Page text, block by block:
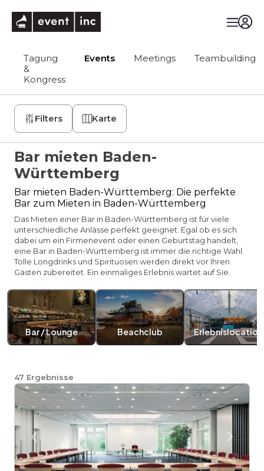
Tagung
&
Kongress
Events Meetings Teambuilding
Filters Karte
Bar mieten Baden-
Württemberg
Bar mieten Baden-Württemberg: Die perfekte
Bar zum Mieten in Baden-Württemberg
Das Mieten einer Bar in Baden-Württemberg ist für viele
unterschiedliche Anlässe perfekt geeignet. Egal ob es sich
dabei um ein Firmenevent oder einen Geburtstag handelt,
eine Bar in Baden-Württemberg ist immer die richtige Wahl.
Tolle Longdrinks und Spirituosen werden direkt vor Ihren
Gästen zubereitet. Ein einmaliges Erlebnis wartet auf Sie.
Bar / Lounge Beachclub Erlebnislocation
47 Ergebnisse